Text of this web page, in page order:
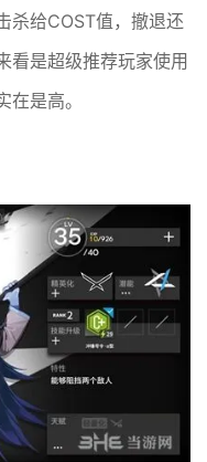
杀给COST值，撤退还
看是超级推荐玩家使用
是高。